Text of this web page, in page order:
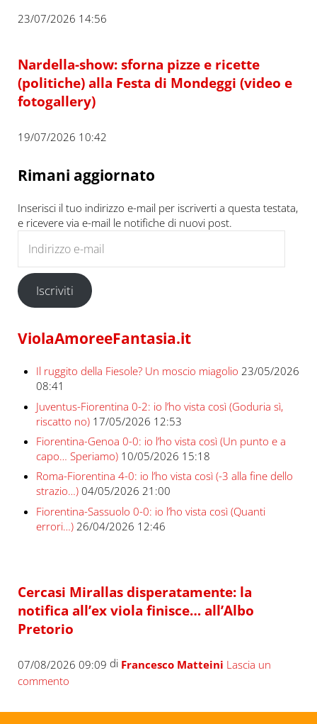
23/07/2026 14:56
Nardella-show: sforna pizze e ricette
(politiche) alla Festa di Mondeggi (video e
fotogallery)
19/07/2026 10:42
Rimani aggiornato
Inserisci il tuo indirizzo e-mail per iscriverti a questa testata,
e ricevere via e-mail le notifiche di nuovi post.
Iscriviti
ViolaAmoreeFantasia.it
Il ruggito della Fiesole? Un moscio miagolio 23/05/2026
08:41
Juventus-Fiorentina 0-2: io l’ho vista così (Goduria sì,
riscatto no) 17/05/2026 12:53
Fiorentina-Genoa 0-0: io l’ho vista così (Un punto e a
capo… Speriamo) 10/05/2026 15:18
Roma-Fiorentina 4-0: io l’ho vista così (-3 alla fine dello
strazio…) 04/05/2026 21:00
Fiorentina-Sassuolo 0-0: io l’ho vista così (Quanti
errori…) 26/04/2026 12:46
Cercasi Mirallas disperatamente: la
notifica all’ex viola finisce… all’Albo
Pretorio
07/08/2026 09:09 di Francesco Matteini Lascia un
commento